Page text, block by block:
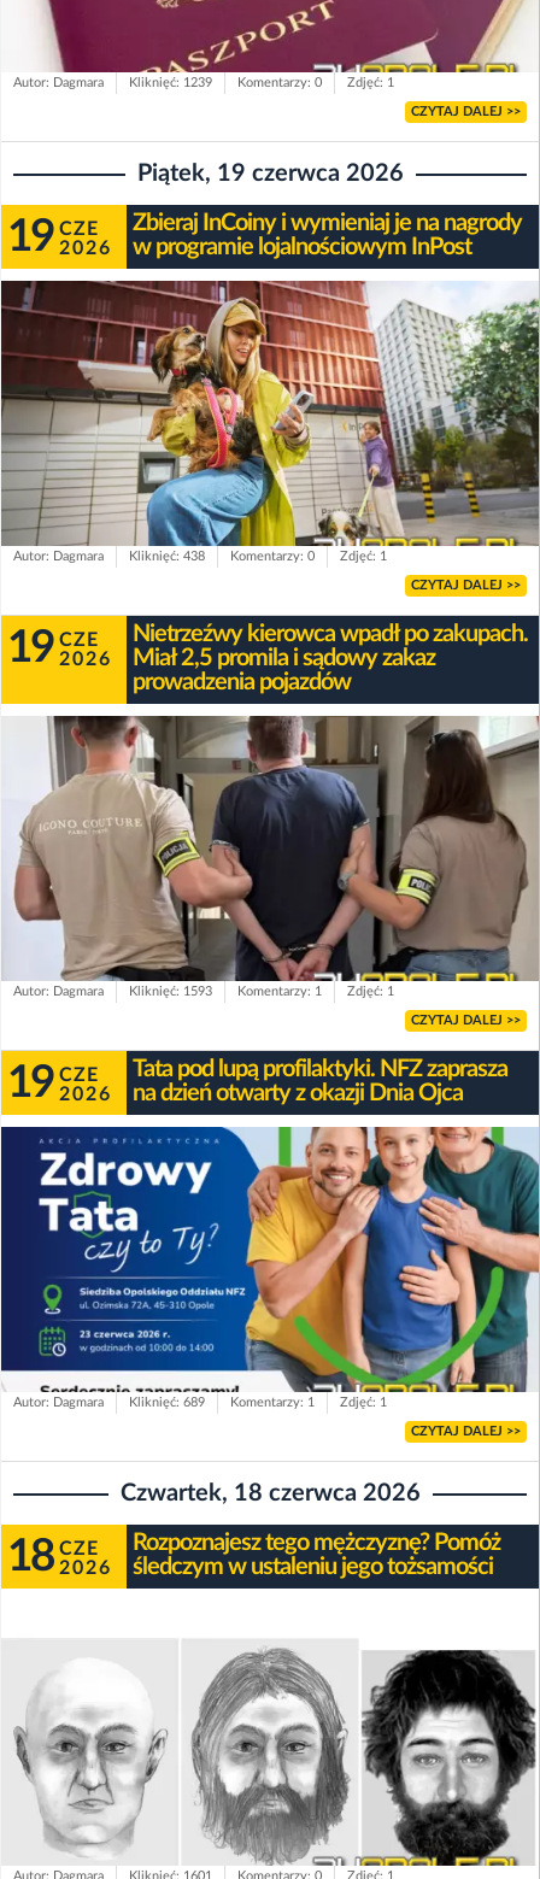
Autor: Dagmara Kliknięć: 1239 Komentarzy: 0 Zdjęć: 1
CZYTAJ DALEJ >>
Piątek, 19 czerwca 2026
19 CZE
2026
Zbieraj InCoiny i wymieniaj je na nagrody
w programie lojalnościowym InPost
Autor: Dagmara Kliknięć: 438 Komentarzy: 0 Zdjęć: 1
CZYTAJ DALEJ >>
19 CZE
2026
Nietrzeźwy kierowca wpadł po zakupach.
Miał 2,5 promila i sądowy zakaz
prowadzenia pojazdów
Autor: Dagmara Kliknięć: 1593 Komentarzy: 1 Zdjęć: 1
CZYTAJ DALEJ >>
19 CZE
2026
Tata pod lupą profilaktyki. NFZ zaprasza
na dzień otwarty z okazji Dnia Ojca
Autor: Dagmara Kliknięć: 689 Komentarzy: 1 Zdjęć: 1
CZYTAJ DALEJ >>
Czwartek, 18 czerwca 2026
18 CZE
2026
Rozpoznajesz tego mężczyznę? Pomóż
śledczym w ustaleniu jego tożsamości
Autor: Dagmara Kliknięć: 1601 Komentarzy: 0 Zdjęć: 1